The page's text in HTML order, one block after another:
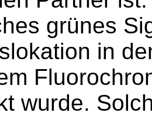
grünes
in
wurde.